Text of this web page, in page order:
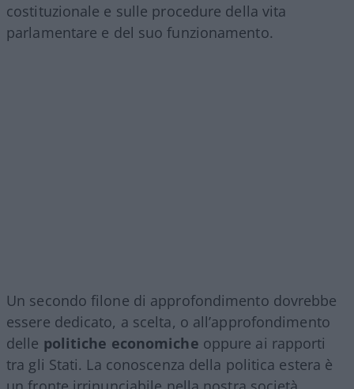
costituzionale e sulle procedure della vita
parlamentare e del suo funzionamento.
Un secondo filone di approfondimento dovrebbe
essere dedicato, a scelta, o all’approfondimento
delle politiche economiche oppure ai rapporti
tra gli Stati. La conoscenza della politica estera è